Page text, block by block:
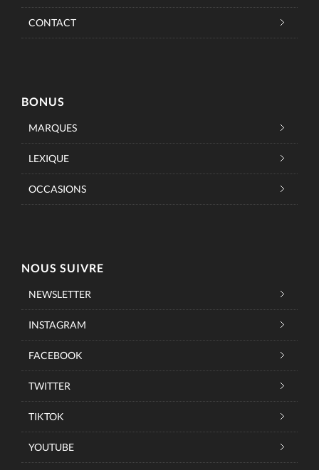
CONTACT
BONUS
MARQUES
LEXIQUE
OCCASIONS
NOUS SUIVRE
NEWSLETTER
INSTAGRAM
FACEBOOK
TWITTER
TIKTOK
YOUTUBE